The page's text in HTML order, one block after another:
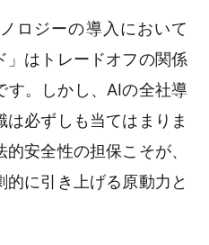
ロジーの導入において
」はトレードオフの関係
す。しかし、AIの全社導
は必ずしも当てはまりま
安全性の担保こそが、
に引き上げる原動力と